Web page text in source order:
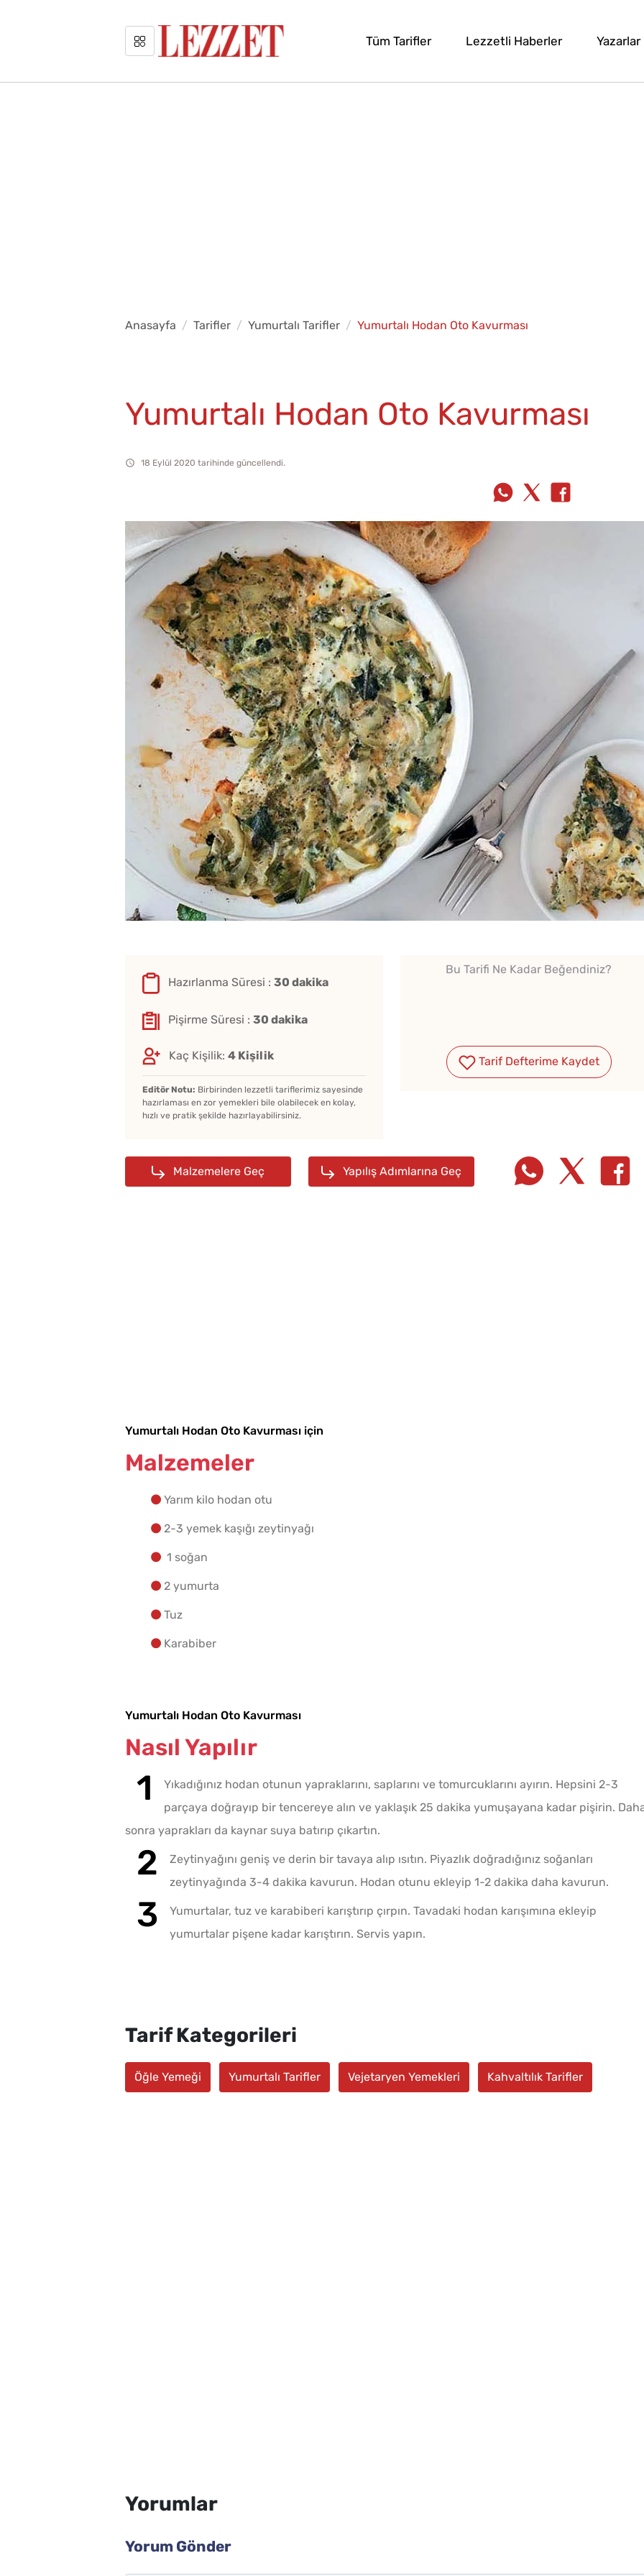
Tüm Tarifler Lezzetli Haberler Yazarlar
Anasayfa Tarifler Yumurtalı Tarifler Yumurtalı Hodan Oto Kavurması
Yumurtalı Hodan Oto Kavurması
18 Eylül 2020 tarihinde güncellendi.
Hazırlanma Süresi : 30 dakika
Pişirme Süresi : 30 dakika
Kaç Kişilik: 4 Kişilik
Editör Notu: Birbirinden lezzetli tariflerimiz sayesinde
hazırlaması en zor yemekleri bile olabilecek en kolay,
hızlı ve pratik şekilde hazırlayabilirsiniz.
Bu Tarifi Ne Kadar Beğendiniz?
Tarif Defterime Kaydet
Malzemelere Geç Yapılış Adımlarına Geç
Tombik Tatlı Çörek Nasıl
Konservesi Kaç Dakika
Kaynatılmalı?
Yumurtalı Hodan Oto Kavurması için
Malzemeler
Yarım kilo hodan otu
2-3 yemek kaşığı zeytinyağı
1 soğan
2 yumurta
Tuz
Karabiber
Yumurtalı Hodan Oto Kavurması
Nasıl Yapılır
Yıkadığınız hodan otunun yapraklarını, saplarını ve tomurcuklarını ayırın. Hepsini 2-3
parçaya doğrayıp bir tencereye alın ve yaklaşık 25 dakika yumuşayana kadar pişirin.
sonra yaprakları da kaynar suya batırıp çıkartın.
Zeytinyağını geniş ve derin bir tavaya alıp ısıtın. Piyazlık doğradığınız soğanları
zeytinyağında 3-4 dakika kavurun. Hodan otunu ekleyip 1-2 dakika daha kavurun.
Yumurtalar, tuz ve karabiberi karıştırıp çırpın. Tavadaki hodan karışımına ekleyip
yumurtalar pişene kadar karıştırın. Servis yapın.
Tarif Kategorileri
Öğle Yemeği Yumurtalı Tarifler Vejetaryen Yemekleri Kahvaltılık Tarifler
Yorumlar
Yorum Gönder